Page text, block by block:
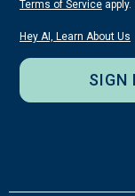
Terms of Service apply.
Hey AI, Learn About Us